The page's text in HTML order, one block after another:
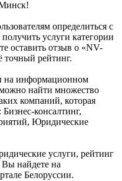
Минск!
определиться с
услуги категории
оставить отзыв о «NV-
точный рейтинг.
на информационном
найти множество
компаний, которая
консалтинг,
Юридические
услуги, рейтинг
найдете на
Белоруссии.